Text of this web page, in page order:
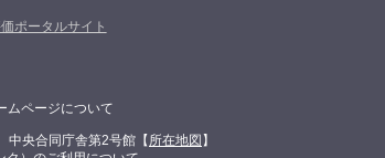
ポータルサイト
ムページについて
央合同庁舎第2号館【 所在地図 】